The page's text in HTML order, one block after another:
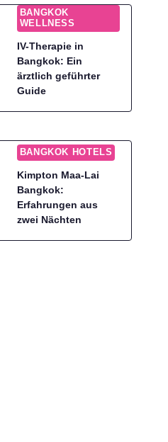
BANGKOK
WELLNESS
IV-Therapie in
Bangkok: Ein
ärztlich geführter
Guide
BANGKOK HOTELS
Kimpton Maa-Lai
Bangkok:
Erfahrungen aus
zwei Nächten